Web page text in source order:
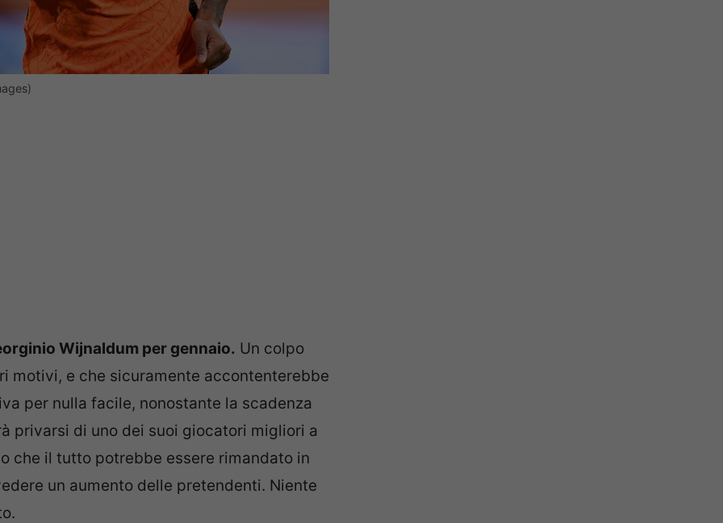
Wijnaldum per gennaio. Un colpo
motivi, e che sicuramente accontenterebbe
per nulla facile, nonostante la scadenza
privarsi di uno dei suoi giocatori migliori a
che il tutto potrebbe essere rimandato in
un aumento delle pretendenti. Niente